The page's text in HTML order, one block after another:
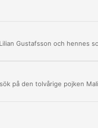
efterspelet